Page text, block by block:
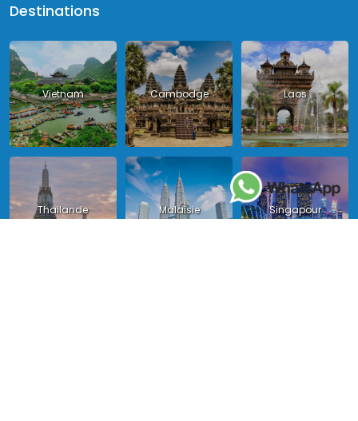
Destinations
Vietnam Cambodge Laos
Thailande Malaisie Singapour